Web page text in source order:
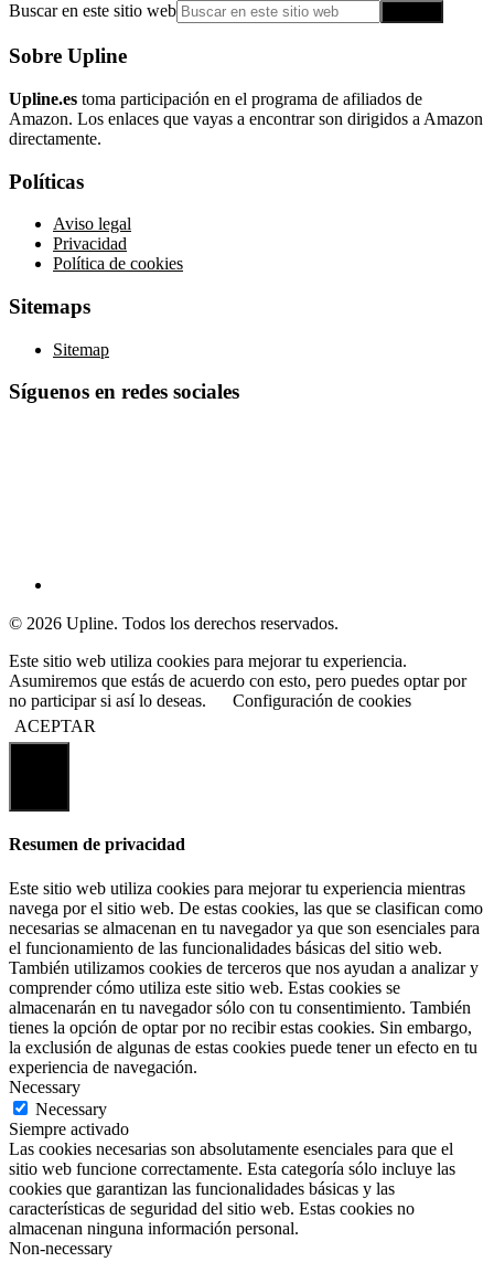
Buscar en este sitio web
Sobre Upline
Upline.es toma participación en el programa de afiliados de
Amazon. Los enlaces que vayas a encontrar son dirigidos a Amazon
directamente.
Políticas
Aviso legal
Privacidad
Política de cookies
Sitemaps
Sitemap
Síguenos en redes sociales
© 2026 Upline. Todos los derechos reservados.
Este sitio web utiliza cookies para mejorar tu experiencia.
Asumiremos que estás de acuerdo con esto, pero puedes optar por
no participar si así lo deseas.
Configuración de cookies
ACEPTAR
Resumen de privacidad
Este sitio web utiliza cookies para mejorar tu experiencia mientras
navega por el sitio web. De estas cookies, las que se clasifican como
necesarias se almacenan en tu navegador ya que son esenciales para
el funcionamiento de las funcionalidades básicas del sitio web.
También utilizamos cookies de terceros que nos ayudan a analizar y
comprender cómo utiliza este sitio web. Estas cookies se
almacenarán en tu navegador sólo con tu consentimiento. También
tienes la opción de optar por no recibir estas cookies. Sin embargo,
la exclusión de algunas de estas cookies puede tener un efecto en tu
experiencia de navegación.
Necessary
Necessary
Siempre activado
Las cookies necesarias son absolutamente esenciales para que el
sitio web funcione correctamente. Esta categoría sólo incluye las
cookies que garantizan las funcionalidades básicas y las
características de seguridad del sitio web. Estas cookies no
almacenan ninguna información personal.
Non-necessary